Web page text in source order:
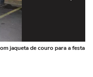
jaqueta de couro para a festa